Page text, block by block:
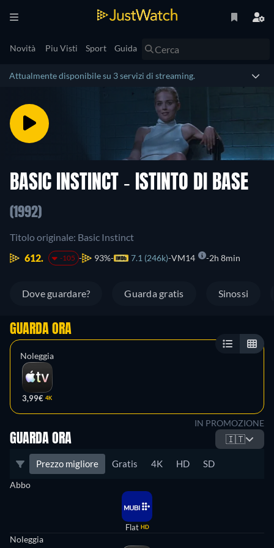
Novità Piu Visti Sport Guida
Attualmente disponibile su 3 servizi di streaming.
BASIC INSTINCT - ISTINTO DI BASE
(1992)
Titolo originale: Basic Instinct
612.
-105 93% 7.1 (246k) VM14 2h 8min
Dove guardare? Guarda gratis Sinossi
GUARDA ORA
Noleggia
3,99€ 4K
IN PROMOZIONE
GUARDA ORA 🇮🇹
Prezzo migliore Gratis 4K HD SD
Abbo
Flat HD
Noleggia